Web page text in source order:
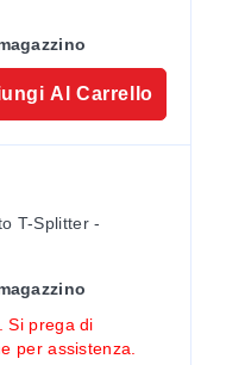
e trasmettono i
cloud Omega Link.
Al Carrello
T-Splitter -
Si prega di
per assistenza.